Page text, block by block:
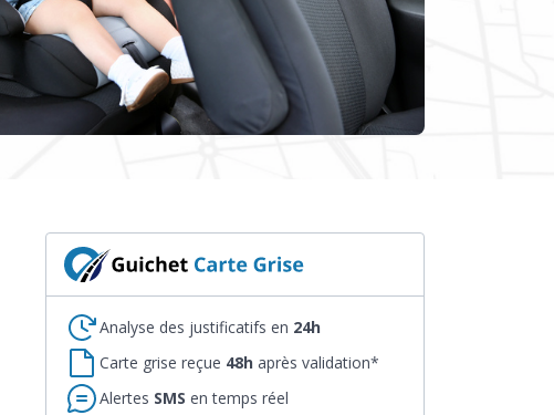
Analyse des justificatifs en 24h
Carte grise reçue 48haprès validation*
Alertes SMS en temps réel